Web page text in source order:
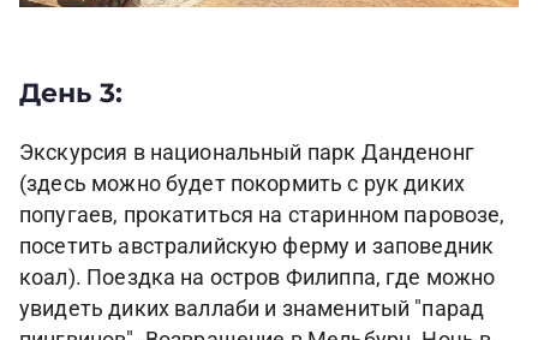
День 3:
Экскурсия в национальный парк Данденонг
(здесь можно будет покормить с рук диких
попугаев, прокатиться на старинном паровозе,
посетить австралийскую ферму и заповедник
коал). Поездка на остров Филиппа, где можно
увидеть диких валлаби и знаменитый "парад